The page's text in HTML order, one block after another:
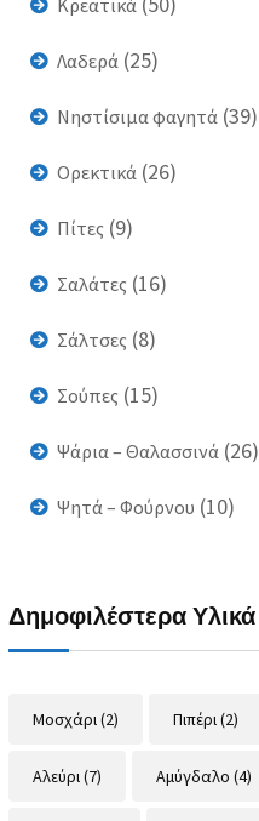
Κρεατικά
Λαδερά (25)
Νηστίσιμα φαγητά (39)
Ορεκτικά (26)
Πίτες (9)
Σαλάτες (16)
Σάλτσες (8)
Σούπες (15)
Ψάρια – Θαλασσινά (26)
Ψητά – Φούρνου (10)
Δημοφιλέστερα Υλικά
Μοσχάρι(2) Πιπέρι(2)
Αλεύρι(7) Αμύγδαλο (4)